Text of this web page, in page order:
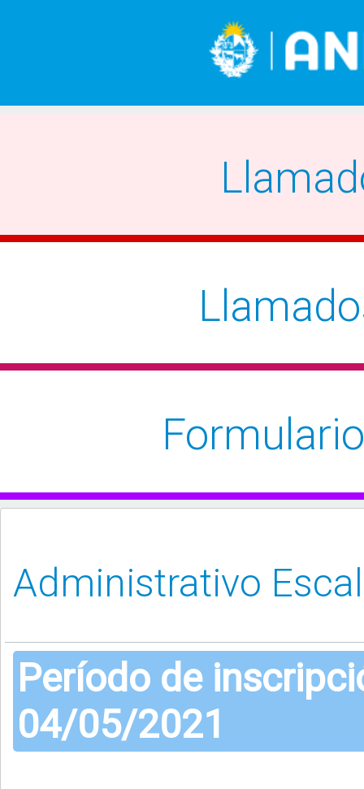
Período de
04/05/2021